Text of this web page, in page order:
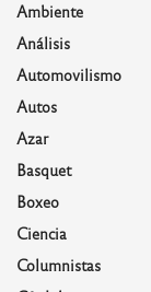
Ambiente
Análisis
Automovilismo
Autos
Azar
Basquet
Boxeo
Ciencia
Columnistas